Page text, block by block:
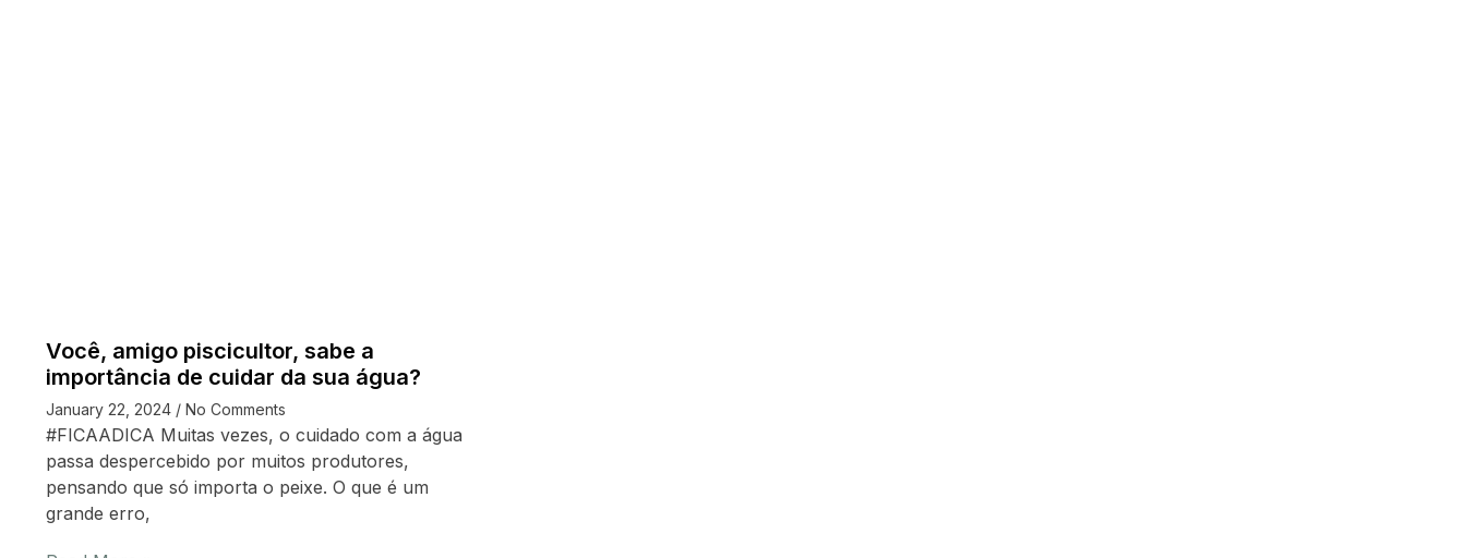
Você, amigo piscicultor, sabe a
importância de cuidar da sua água?
January 22, 2024 No Comments
#FICAADICA Muitas vezes, o cuidado com a água
passa despercebido por muitos produtores,
pensando que só importa o peixe. O que é um
grande erro,